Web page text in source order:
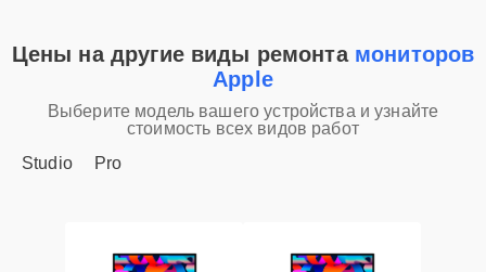
Цены на другие виды ремонта мониторов
Apple
Выберите модель вашего устройства и узнайте
стоимость всех видов работ
Studio
Pro